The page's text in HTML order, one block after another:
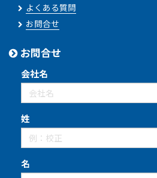
よくある質問
お問合せ
お問合せ
会社名
姓
名